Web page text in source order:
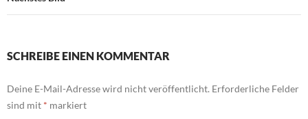
SCHREIBE EINEN KOMMENTAR
Deine E-Mail-Adresse wird nicht veröffentlicht. Erforderliche Felder
sind mit * markiert